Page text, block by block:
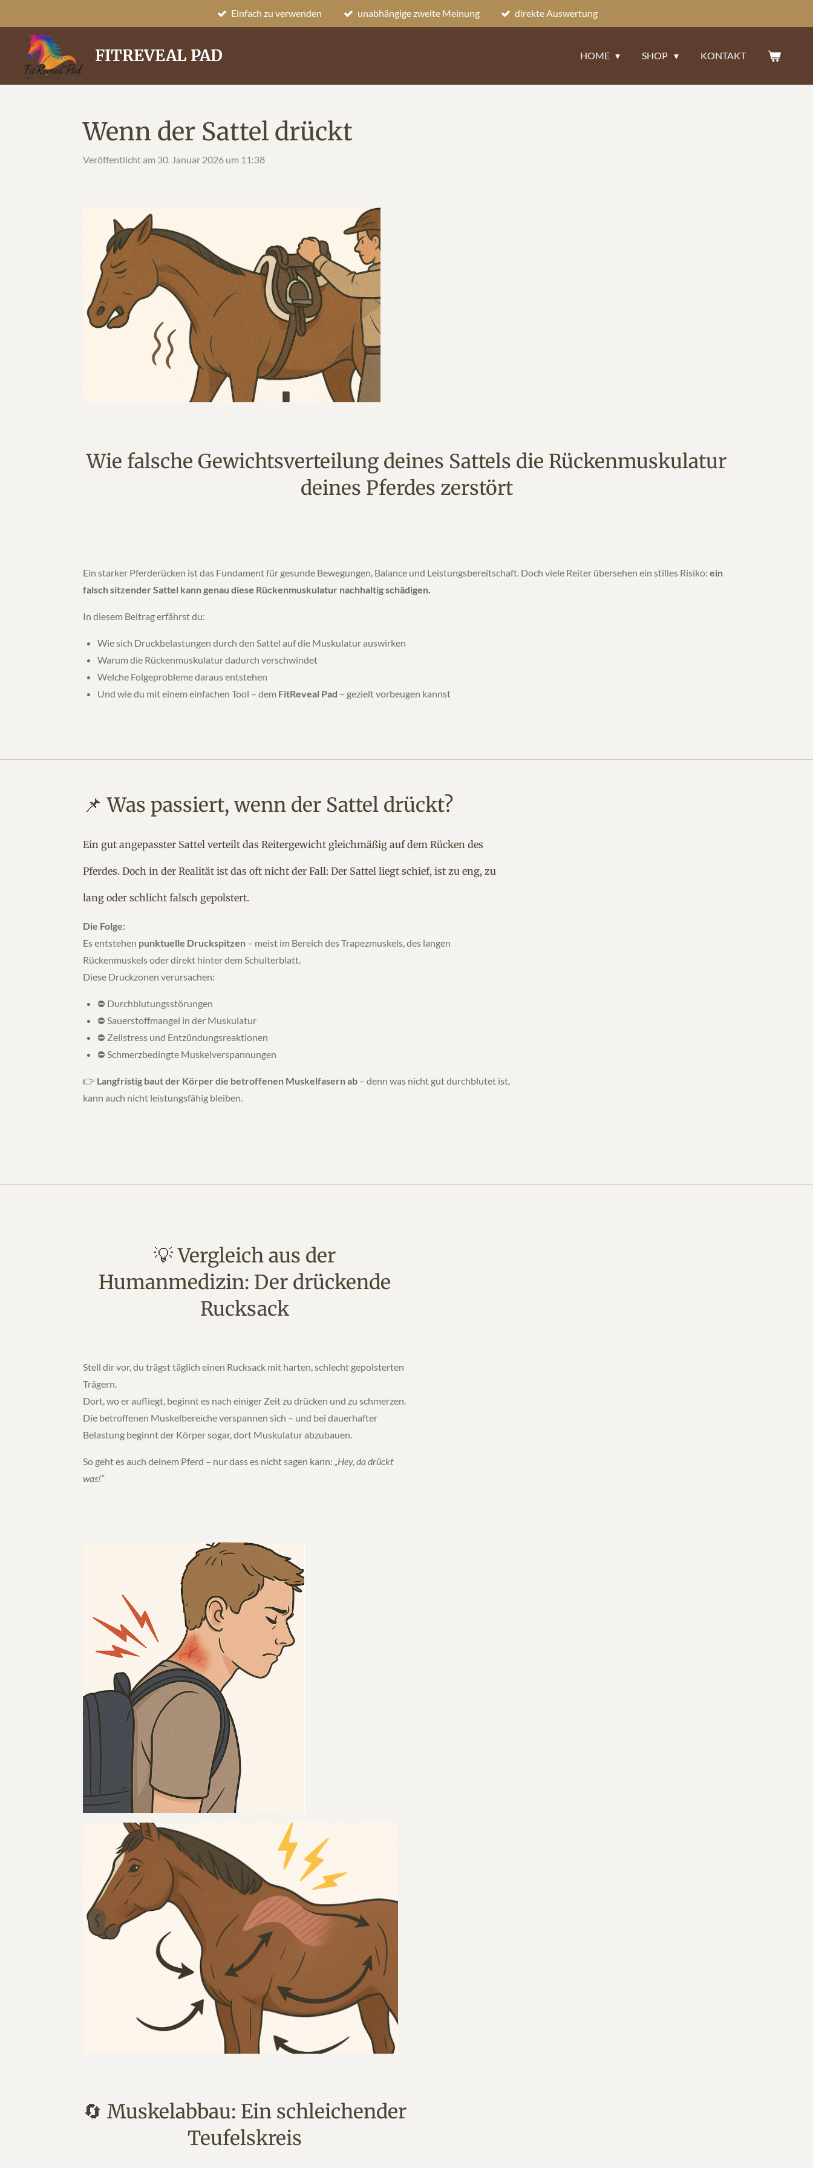
Hauptinhalt
springen
Einfach zu verwenden unabhängige zweite Meinung direkte Auswertung
FITREVEAL PAD HOME SHOP KONTAKT
Wenn der Sattel drückt
Veröffentlicht am 30. Januar 2026 um 11:38
Wie falsche Gewichtsverteilung deines Sattels die Rückenmuskulatur
deines Pferdes zerstört
Ein starker Pferderücken ist das Fundament für gesunde Bewegungen, Balance und Leistungsbereitschaft. Doch viele Reiter übersehen ein stilles Risiko: ein
falsch sitzender Sattel kann genau diese Rückenmuskulatur nachhaltig schädigen.
In diesem Beitrag erfährst du:
Wie sich Druckbelastungen durch den Sattel auf die Muskulatur auswirken
Warum die Rückenmuskulatur dadurch verschwindet
Welche Folgeprobleme daraus entstehen
Und wie du mit einem einfachen Tool – dem FitReveal Pad – gezielt vorbeugen kannst
📌 Was passiert, wenn der Sattel drückt?
Ein gut angepasster Sattel verteilt das Reitergewicht gleichmäßig auf dem Rücken des
Pferdes. Doch in der Realität ist das oft nicht der Fall: Der Sattel liegt schief, ist zu eng, zu
lang oder schlicht falsch gepolstert.
Die Folge:
Es entstehen punktuelle Druckspitzen – meist im Bereich des Trapezmuskels, des langen
Rückenmuskels oder direkt hinter dem Schulterblatt.
Diese Druckzonen verursachen:
⛔ Durchblutungsstörungen
⛔ Sauerstoffmangel in der Muskulatur
⛔ Zellstress und Entzündungsreaktionen
⛔ Schmerzbedingte Muskelverspannungen
👉 Langfristig baut der Körper die betroffenen Muskelfasern ab – denn was nicht gut durchblutet ist,
kann auch nicht leistungsfähig bleiben.
💡 Vergleich aus der
Humanmedizin: Der drückende
Rucksack
Stell dir vor, du trägst täglich einen Rucksack mit harten, schlecht gepolsterten
Trägern.
Dort, wo er aufliegt, beginnt es nach einiger Zeit zu drücken und zu schmerzen.
Die betroffenen Muskelbereiche verspannen sich – und bei dauerhafter
Belastung beginnt der Körper sogar, dort Muskulatur abzubauen.
So geht es auch deinem Pferd – nur dass es nicht sagen kann: „Hey, da drückt
was!“
🔄 Muskelabbau: Ein schleichender
Teufelskreis